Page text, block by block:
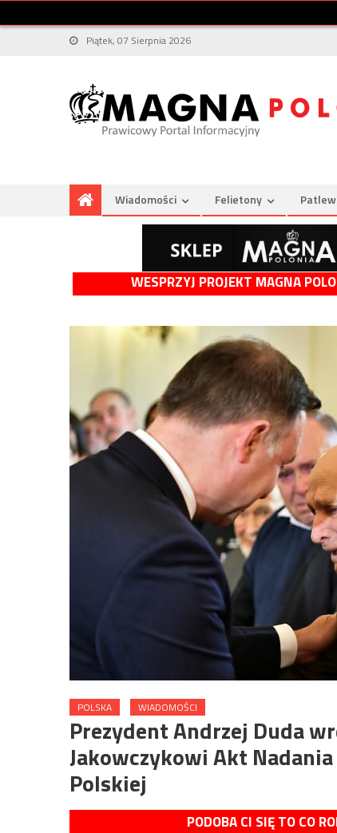
Piątek, 07 Sierpnia 2026
Wiadomości Felietony
WESPRZYJ PROJEKT MAGNA
POLSKA WIADOMOŚCI
Prezydent Andrzej Duda
Jakowczykowi Akt
Polskiej
PODOBA CI SIĘ TO CO